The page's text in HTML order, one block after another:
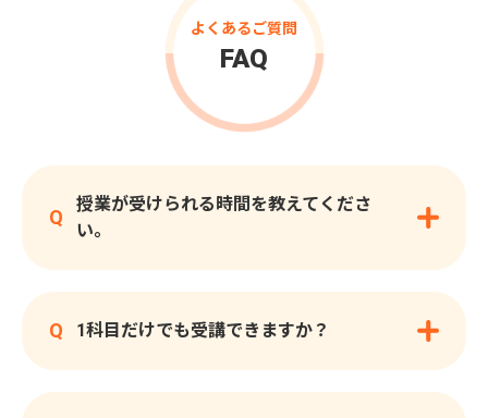
よくあるご質問
FAQ
Q
授業が受けられる時間を教えてくださ
い。
Q 1科目だけでも受講できますか？